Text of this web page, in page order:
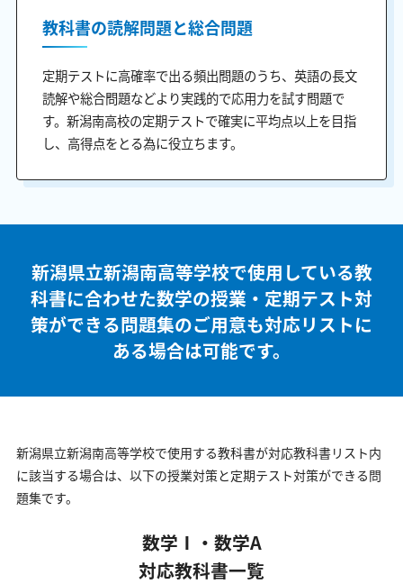
教科書の読解問題と総合問題
定期テストに高確率で出る頻出問題のうち、英語の長文
読解や総合問題などより実践的で応用力を試す問題で
す。新潟南高校の定期テストで確実に平均点以上を目指
し、高得点をとる為に役立ちます。
新潟県立新潟南高等学校で使用している教
科書に合わせた数学の授業・定期テスト対
策ができる問題集のご用意も対応リストに
ある場合は可能です。
新潟県立新潟南高等学校で使用する教科書が対応教科書リスト内
に該当する場合は、以下の授業対策と定期テスト対策ができる問
題集です。
数学Ⅰ・数学A
対応教科書一覧